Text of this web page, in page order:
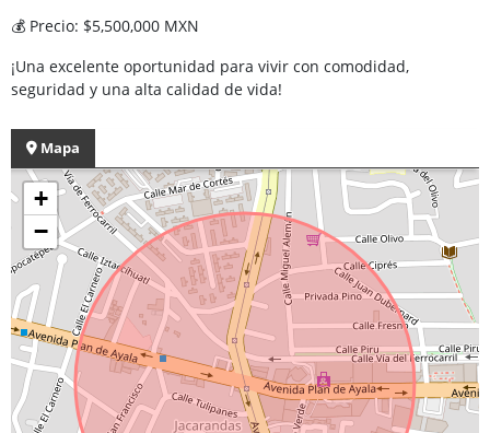
💰 Precio: $5,500,000 MXN
¡Una excelente oportunidad para vivir con comodidad,
seguridad y una alta calidad de vida!
Mapa
+
−